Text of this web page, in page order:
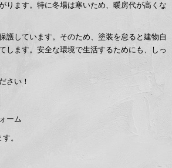
ります。特に冬場は寒いため、暖房代が高くな
護しています。そのため、塗装を怠ると建物自
します。安全な環境で生活するためにも、しっ
さい！
ーム
。